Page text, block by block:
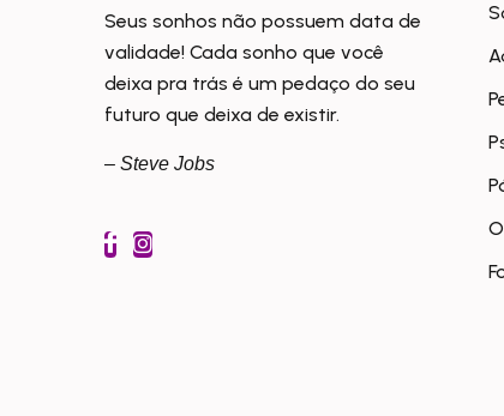
Seus sonhos não possuem data de
validade! Cada sonho que você
deixa pra trás é um pedaço do seu
futuro que deixa de existir.
– Steve Jobs